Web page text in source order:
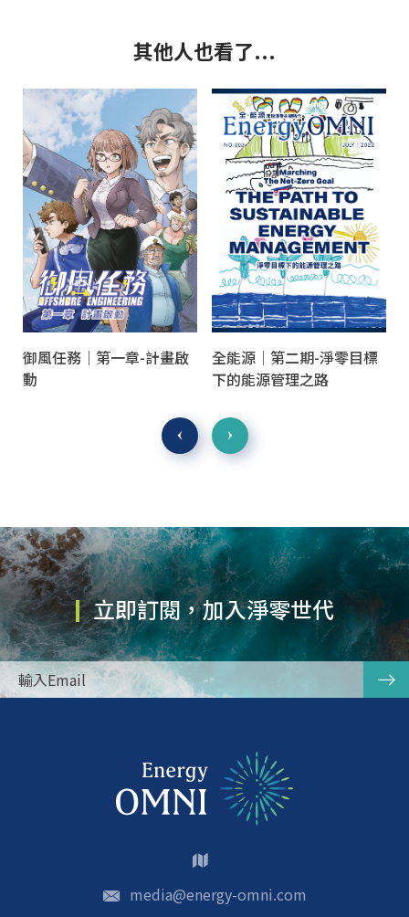
其他人也看了...
御風任務｜第一章-計畫啟
動
全能源｜第二期-淨零目標
下的能源管理之路
立即訂閱，加入淨零世代
media@energy-omni.com